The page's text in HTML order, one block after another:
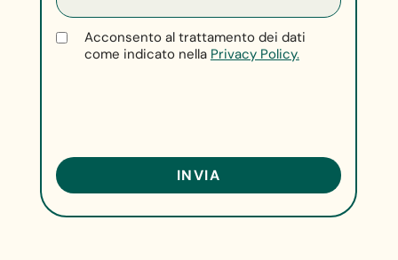
Acconsento al trattamento dei dati
come indicato nella Privacy Policy.